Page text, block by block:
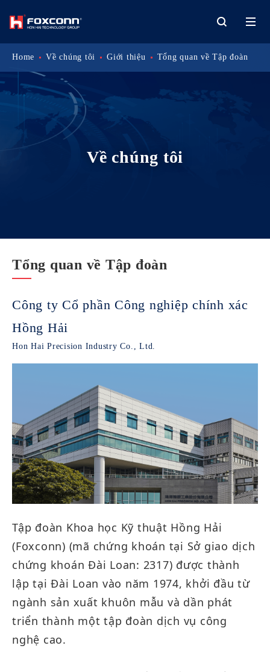
Về chúng tôi
Home Về chúng tôi Giới thiệu Tổng quan về Tập đoàn
Tổng quan về Tập đoàn
Công ty Cổ phần Công nghiệp chính xác
Hồng Hải
Hon Hai Precision Industry Co., Ltd.
Tập đoàn Khoa học Kỹ thuật Hồng Hải
(Foxconn) (mã chứng khoán tại Sở giao dịch
chứng khoán Đài Loan: 2317) được thành
lập tại Đài Loan vào năm 1974, khởi đầu từ
ngành sản xuất khuôn mẫu và dần phát
triển thành một tập đoàn dịch vụ công
nghệ cao.